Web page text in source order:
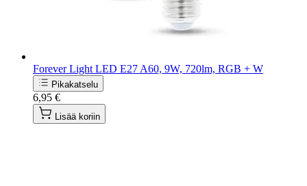
Forever Light LED E27 A60, 9W, 720lm, RGB + W
Pikakatselu
6,95 €
Lisää koriin